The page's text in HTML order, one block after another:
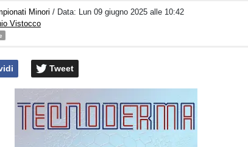
Minori / Data: Lun 09 giugno 2025 alle 10:42
Vistocco
Tweet